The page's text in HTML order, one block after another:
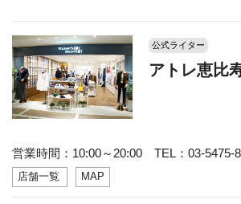
公式ライター
アトレ恵比
営業時間：10:00～20:00 TEL：03-5475-
店舗一覧 MAP